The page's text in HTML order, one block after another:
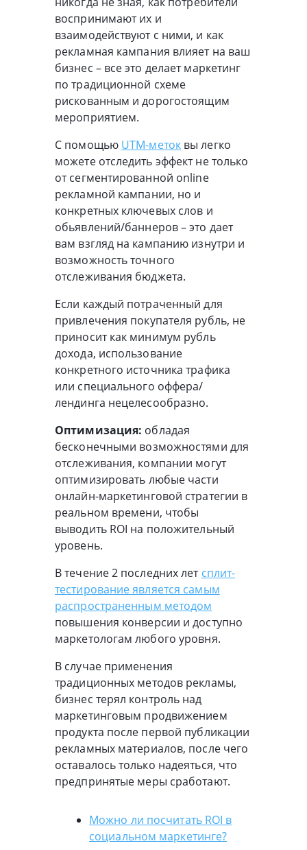
воспринимают их и
взаимодействуют с ними, и как
рекламная кампания влияет на ваш
бизнес – все это делает маркетинг
по традиционной схеме
рискованным и дорогостоящим
мероприятием.
С помощью UTM-метоквы легко
можете отследить эффект не только
от сегментированной online
рекламной кампании, но и
конкретных ключевых слов и
обьявлений/баннеров – это дает
вам взгляд на кампанию изнутри и
возможность точного
отслеживания бюджета.
Если каждый потраченный для
привлечения покупателя рубль, не
приносит как минимум рубль
дохода, использование
конкретного источника трафика
или специального оффера/
лендинга нецелесообразно.
Оптимизация: обладая
бесконечными возможностями для
отслеживания, компании могут
оптимизировать любые части
онлайн-маркетинговой стратегии в
реальном времени, чтобы
выводить ROI на положительный
уровень.
В течение 2 последних лет сплит-
тестирование является самым
распространенным методом
повышения конверсии и доступно
маркетологам любого уровня.
В случае применения
традиционных методов рекламы,
бизнес терял контроль над
маркетинговым продвижением
продукта после первой публикации
рекламных материалов, после чего
оставалось только надеяться, что
предпринятые меры сработают.
Можно ли посчитать ROI в
социальном маркетинге?